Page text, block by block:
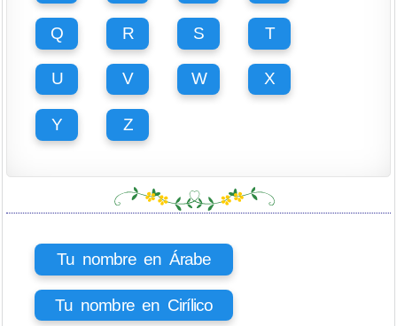
Q R S T
U V W X
Y Z
Tu nombre en Árabe
Tu nombre en Cirílico